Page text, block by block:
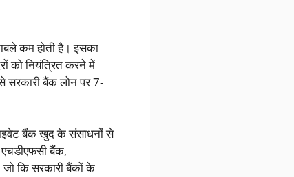
कम होती है। इसका
को नियंत्रित करने में
बैंक लोन पर 7-
बैंक खुद के संसाधनों से
बैंक,
कि सरकारी बैंकों के